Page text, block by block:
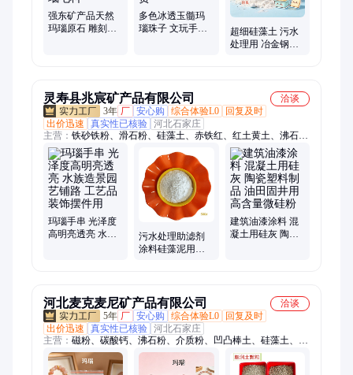
强东矿产品天然
玛瑙原石 雕刻摆
多色冰透玉髓玛
瑙珠子 文玩手串
超细硅藻土 污水
处理用 冶金钢材
灵寿县兆宸矿产品有限公司
洽谈
3年 厂 安心购 综合体验L0
回复及时
出价迅速
真实性已核验 河北石家庄
主营： 铁砂铁粉、滑石粉、硅藻土、赤铁红、红土黄土、沸石
粉、木粉、重钙、轻钙、磁粉、膨润土、锰砂、硅灰、活性白
土、石英粉、萤石粉、重晶石粉、高岭土、莫来砂、珍珠岩粉、
粉煤灰、白水泥、远红外粉
玛瑙手串 光泽度
高明亮透亮 水族
污水处理助滤剂
涂料硅藻泥用超
建筑油漆涂料 混
凝土用硅灰 陶瓷
河北麦克麦尼矿产品有限公司
洽谈
5年 厂 安心购 综合体验L0
回复及时
出价迅速
真实性已核验 河北石家庄
主营： 磁粉、碳酸钙、沸石粉、介质粉、凹凸棒土、硅藻土、红
土黄土、膨润土、粉煤灰、石英砂、膨润土猫砂、矿渣粉、硅灰
硅微粉、活性白土、萤石粉、高岭土、珍珠岩粉、陶土、铁砂、